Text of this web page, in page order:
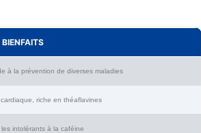
BIENFAITS
à la prévention de diverses maladies
riche en théaflavines
intolérants à la caféine